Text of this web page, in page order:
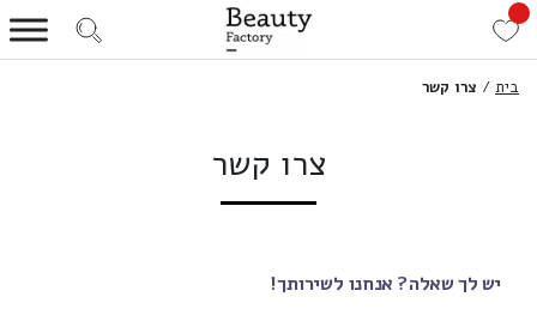
בית / צרו קשר
צרו קשר
יש לך שאלה? אנחנו לשירותך!